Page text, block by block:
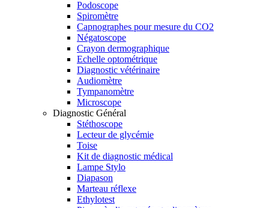
Podoscope
Spiromètre
Capnographes pour mesure du CO2
Négatoscope
Crayon dermographique
Echelle optométrique
Diagnostic vétérinaire
Audiomètre
Tympanomètre
Microscope
Diagnostic Général
Stéthoscope
Lecteur de glycémie
Toise
Kit de diagnostic médical
Lampe Stylo
Diapason
Marteau réflexe
Ethylotest